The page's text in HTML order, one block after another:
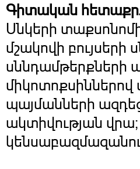
Գիտական
Սնկերի
մշակովի բույսերի
սննդամթերքների
պայմանների
ակտիվության վրա;